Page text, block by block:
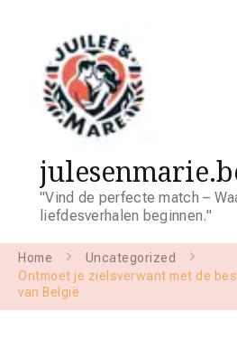
"Vind de perfecte match –
liefdesverhalen beginnen."
Home
Uncategorized
Ontmoet je zielsverwant met de
van België